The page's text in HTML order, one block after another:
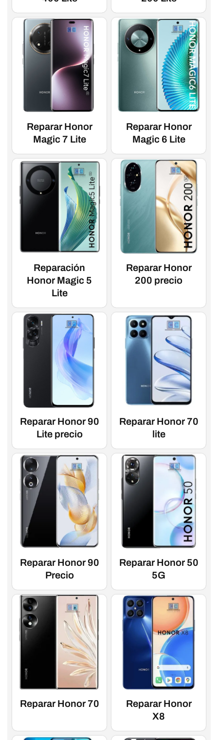
Reparar Honor
Magic 7 Lite
Reparar Honor
Magic 6 Lite
Reparación
Honor Magic 5
Lite
Reparar Honor
200 precio
Reparar Honor 90
Lite precio
Reparar Honor 70
lite
Reparar Honor 90
Precio
Reparar Honor 50
5G
Reparar Honor 70
Reparar Honor
X8